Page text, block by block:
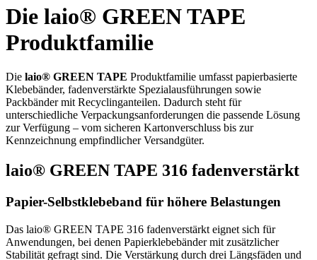
Die laio® GREEN TAPE
Produktfamilie
Die laio® GREEN TAPE Produktfamilie umfasst papierbasierte
Klebebänder, fadenverstärkte Spezialausführungen sowie
Packbänder mit Recyclinganteilen. Dadurch steht für
unterschiedliche Verpackungsanforderungen die passende Lösung
zur Verfügung – vom sicheren Kartonverschluss bis zur
Kennzeichnung empfindlicher Versandgüter.
laio® GREEN TAPE 316 fadenverstärkt
Papier-Selbstklebeband für höhere Belastungen
Das laio® GREEN TAPE 316 fadenverstärkt eignet sich für
Anwendungen, bei denen Papierklebebänder mit zusätzlicher
Stabilität gefragt sind. Die Verstärkung durch drei Längsfäden und